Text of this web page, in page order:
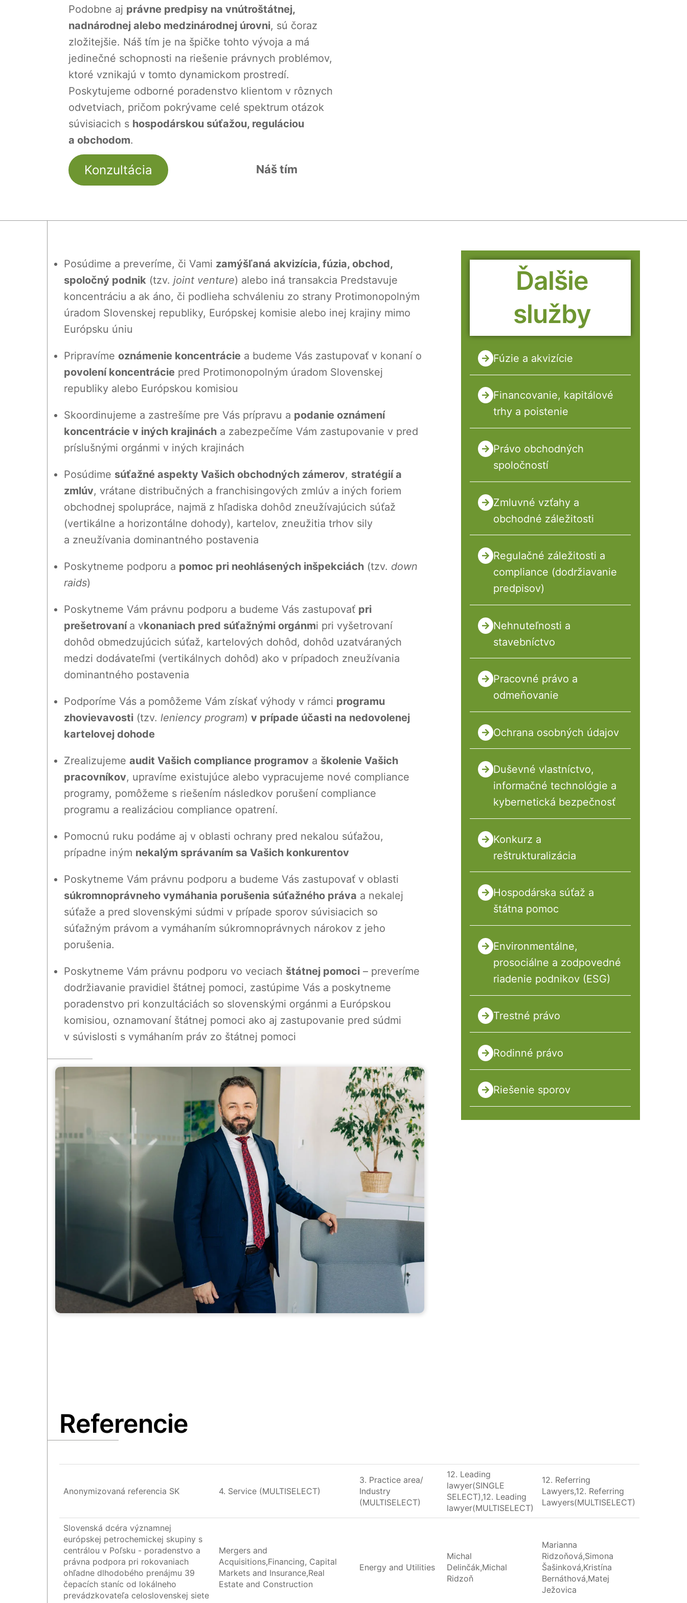
Podobne aj právne predpisy na vnútroštátnej,
nadnárodnej alebo medzinárodnej úrovni, sú čoraz
zložitejšie. Náš tím je na špičke tohto vývoja a má
jedinečné schopnosti na riešenie právnych problémov,
ktoré vznikajú v tomto dynamickom prostredí.
Poskytujeme odborné poradenstvo klientom v rôznych
odvetviach, pričom pokrývame celé spektrum otázok
súvisiacich s hospodárskou súťažou, reguláciou
a obchodom.
Konzultácia Náš tím
Posúdime a preveríme, či Vami zamýšľaná akvizícia, fúzia, obchod,
spoločný podnik (tzv. joint venture) alebo iná transakcia Predstavuje
koncentráciu a ak áno, či podlieha schváleniu zo strany Protimonopolným
úradom Slovenskej republiky, Európskej komisie alebo inej krajiny mimo
Európsku úniu
Pripravíme oznámenie koncentrácie a budeme Vás zastupovať v konaní o
povolení koncentrácie pred Protimonopolným úradom Slovenskej
republiky alebo Európskou komisiou
Skoordinujeme a zastrešíme pre Vás prípravu a podanie oznámení
koncentrácie v iných krajinách a zabezpečíme Vám zastupovanie v pred
príslušnými orgánmi v iných krajinách
Posúdime súťažné aspekty Vašich obchodných zámerov, stratégií a
zmlúv, vrátane distribučných a franchisingových zmlúv a iných foriem
obchodnej spolupráce, najmä z hľadiska dohôd zneužívajúcich súťaž
(vertikálne a horizontálne dohody), kartelov, zneužitia trhov sily
a zneužívania dominantného postavenia
Poskytneme podporu a pomoc pri neohlásených inšpekciách (tzv. down
raids)
Poskytneme Vám právnu podporu a budeme Vás zastupovať pri
prešetrovaní a vkonaniach pred súťažnými orgánmi pri vyšetrovaní
dohôd obmedzujúcich súťaž, kartelových dohôd, dohôd uzatváraných
medzi dodávateľmi (vertikálnych dohôd) ako v prípadoch zneužívania
dominantného postavenia
Podporíme Vás a pomôžeme Vám získať výhody v rámci programu
zhovievavosti (tzv. leniency program) v prípade účasti na nedovolenej
kartelovej dohode
Zrealizujeme audit Vašich compliance programov a školenie Vašich
pracovníkov, upravíme existujúce alebo vypracujeme nové compliance
programy, pomôžeme s riešením následkov porušení compliance
programu a realizáciou compliance opatrení.
Pomocnú ruku podáme aj v oblasti ochrany pred nekalou súťažou,
prípadne iným nekalým správaním sa Vašich konkurentov
Poskytneme Vám právnu podporu a budeme Vás zastupovať v oblasti
súkromnoprávneho vymáhania porušenia súťažného práva a nekalej
súťaže a pred slovenskými súdmi v prípade sporov súvisiacich so
súťažným právom a vymáhaním súkromnoprávnych nárokov z jeho
porušenia.
Poskytneme Vám právnu podporu vo veciach štátnej pomoci – preveríme
dodržiavanie pravidiel štátnej pomoci, zastúpime Vás a poskytneme
poradenstvo pri konzultáciách so slovenskými orgánmi a Európskou
komisiou, oznamovaní štátnej pomoci ako aj zastupovanie pred súdmi
v súvislosti s vymáhaním práv zo štátnej pomoci
Ďalšie
služby
Fúzie a akvizície
Financovanie, kapitálové
trhy a poistenie
Právo obchodných
spoločností
Zmluvné vzťahy a
obchodné záležitosti
Regulačné záležitosti a
compliance (dodržiavanie
predpisov)
Nehnuteľnosti a
stavebníctvo
Pracovné právo a
odmeňovanie
Ochrana osobných údajov
Duševné vlastníctvo,
informačné technológie a
kybernetická bezpečnosť
Konkurz a
reštrukturalizácia
Hospodárska súťaž a
štátna pomoc
Environmentálne,
prosociálne a zodpovedné
riadenie podnikov (ESG)
Trestné právo
Rodinné právo
Riešenie sporov
Referencie
Anonymizovaná referencia SK 4. Service (MULTISELECT)
3. Practice area/
Industry
(MULTISELECT)
12. Leading
lawyer(SINGLE
SELECT),12. Leading
lawyer(MULTISELECT)
12. Referring
Lawyers,12. Referring
Lawyers(MULTISELECT)
Slovenská dcéra významnej
európskej petrochemickej skupiny s
centrálou v Poľsku - poradenstvo a
právna podpora pri rokovaniach
ohľadne dlhodobého prenájmu 39
čepacích staníc od lokálneho
prevádzkovateľa celoslovenskej siete
Mergers and
Acquisitions,Financing, Capital
Markets and Insurance,Real
Estate and Construction
Energy and Utilities
Michal
Delinčák,Michal
Ridzoň
Marianna
Ridzoňová,Simona
Šašinková,Kristína
Bernáthová,Matej
Ježovica